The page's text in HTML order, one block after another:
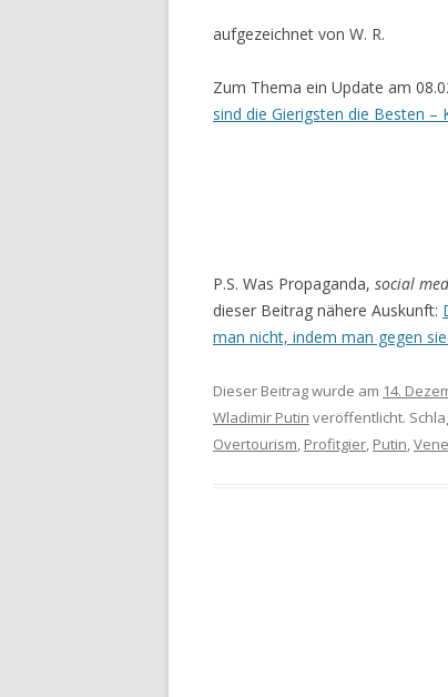
aufgezeichnet von W. R.
Zum Thema ein Update am
sind die Gierigsten die Besten –
P.S. Was Propaganda, social
dieser Beitrag nähere Auskunft:
man nicht, indem man gegen sie
Dieser Beitrag wurde am 14.
Wladimir Putin veröffentlicht.
Overtourism, Profitgier, Putin,